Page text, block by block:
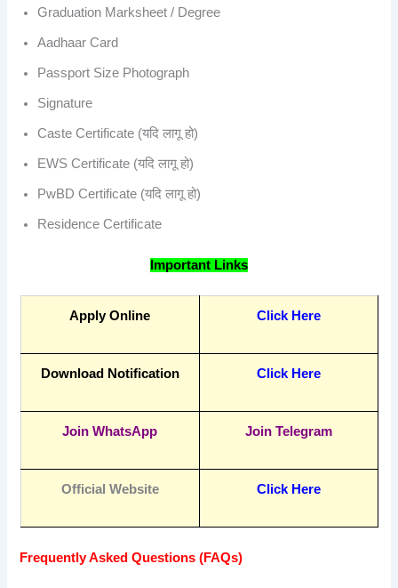
Graduation Marksheet / Degree
Aadhaar Card
Passport Size Photograph
Signature
Caste Certificate (यदि लागू हो)
EWS Certificate (यदि लागू हो)
PwBD Certificate (यदि लागू हो)
Residence Certificate
Important Links
Apply Online Click Here
Download Notification Click Here
Join WhatsApp Join Telegram
Official Website Click Here
Frequently Asked Questions (FAQs)